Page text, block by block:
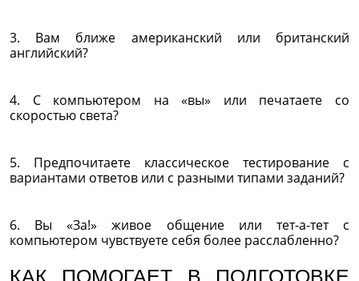
3. Вам ближе американский или британский
английский?
4. С компьютером на «вы» или печатаете со
скоростью света?
5. Предпочитаете классическое тестирование с
вариантами ответов или с разными типами заданий?
6. Вы «За!» живое общение или тет-а-тет с
компьютером чувствуете себя более расслабленно?
КАК ПОМОГАЕТ В ПОДГОТОВКЕ